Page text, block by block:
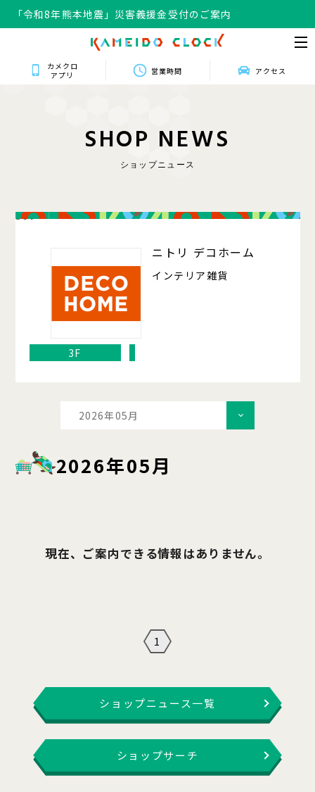
「令和8年熊本地震」災害義援金受付のご案内
カメクロ
アプリ
営業時間 アクセス
SHOP NEWS
ショップニュース
301
ニトリ デコホーム
インテリア雑貨
3F
2026年05月
2026年05月
現在、ご案内できる情報はありません。
1
ショップニュース一覧
ショップサーチ